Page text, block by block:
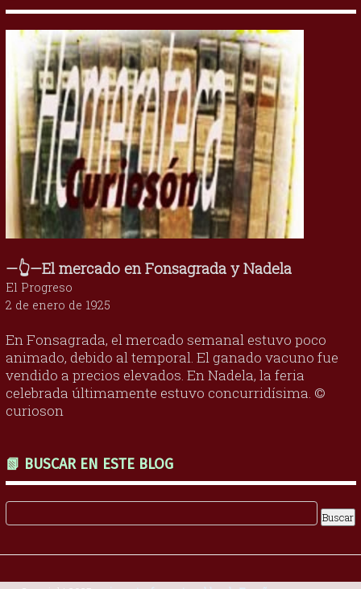
—👆—El mercado en Fonsagrada y Nadela
El Progreso
2 de enero de 1925
En Fonsagrada, el mercado semanal estuvo poco
animado, debido al temporal. El ganado vacuno fue
vendido a precios elevados. En Nadela, la feria
celebrada últimamente estuvo concurridísima. ©
curioson
📗 BUSCAR EN ESTE BLOG